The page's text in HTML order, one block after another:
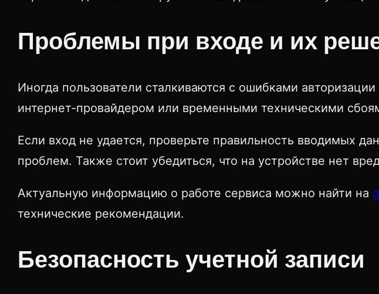
Проблемы при входе и их
Иногда пользователи сталкиваются с ошибками
интернет-провайдером или временными техническими
Если вход не удается, проверьте правильность вводимых
проблем. Также стоит убедиться, что на устройстве нет
Актуальную информацию о работе сервиса можно найти на
технические рекомендации.
Безопасность учетной записи